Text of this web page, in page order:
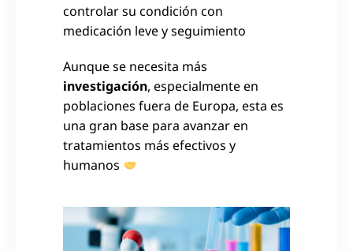
controlar su condición con
medicación leve y seguimiento
Aunque se necesita más
investigación, especialmente en
poblaciones fuera de Europa, esta es
una gran base para avanzar en
tratamientos más efectivos y
humanos